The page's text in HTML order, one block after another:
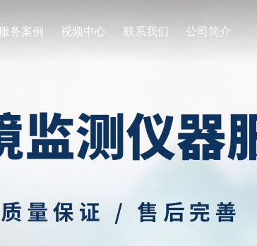
服务案例 视频中心 联系我们 公司简介